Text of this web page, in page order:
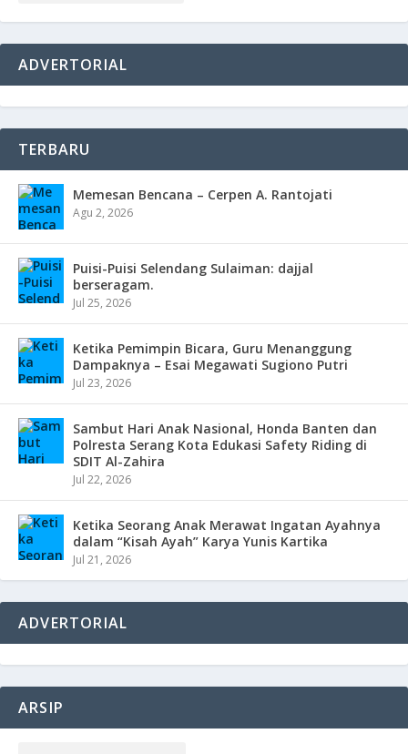
ADVERTORIAL
TERBARU
Memesan Bencana – Cerpen A. Rantojati
Agu 2, 2026
Puisi-Puisi Selendang Sulaiman: dajjal
berseragam.
Jul 25, 2026
Ketika Pemimpin Bicara, Guru Menanggung
Dampaknya – Esai Megawati Sugiono Putri
Jul 23, 2026
Sambut Hari Anak Nasional, Honda Banten dan
Polresta Serang Kota Edukasi Safety Riding di
SDIT Al-Zahira
Jul 22, 2026
Ketika Seorang Anak Merawat Ingatan Ayahnya
dalam “Kisah Ayah” Karya Yunis Kartika
Jul 21, 2026
ADVERTORIAL
ARSIP